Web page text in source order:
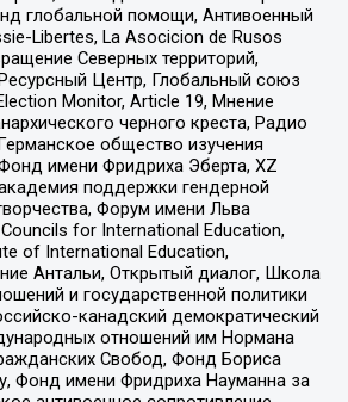
глобальной помощи, Антивоенный
Libertes, La Asocicion de Rusos
Северных территорий,
Центр, Глобальный союз
Monitor, Article 19, Мнение
черного креста, Радио
общество изучения
имени Фридриха Эберта, XZ
поддержки гендерной
Форум имени Льва
for International Education,
of International Education,
Антальи, Открытый диалог, Школа
и государственной политики
канадский демократический
отношений им Нормана
Свобод, Фонд Бориса
Фонд имени Фридриха Науманна за